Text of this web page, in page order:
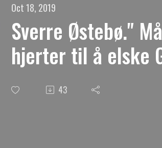
Oct 18, 2019
Sverre Østebø."
hjerter til å elske
43